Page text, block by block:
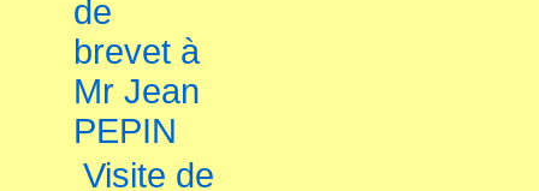
de
brevet à
Mr Jean
PEPIN
Visite de